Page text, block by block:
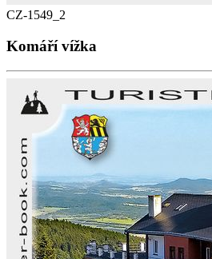
CZ-1549_2
Komáří vížka